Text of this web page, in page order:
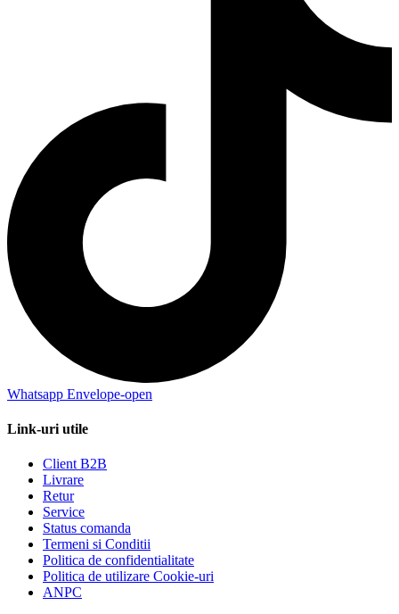
Whatsapp Envelope-open
Link-uri utile
Client B2B
Livrare
Retur
Service
Status comanda
Termeni si Conditii
Politica de confidentialitate
Politica de utilizare Cookie-uri
ANPC